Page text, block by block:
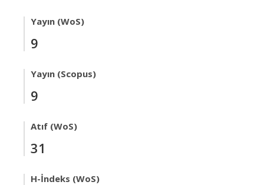
Yayın (WoS)
9
Yayın (Scopus)
9
Atıf (WoS)
31
H-İndeks (WoS)